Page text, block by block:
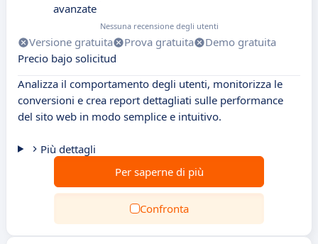
avanzate
Nessuna recensione degli utenti
Versione gratuita Prova gratuita
Demo gratuita
Precio bajo solicitud
Analizza il comportamento degli utenti, monitorizza le
conversioni e crea report dettagliati sulle performance
del sito web in modo semplice e intuitivo.
Più dettagli
Per saperne di più
Confronta